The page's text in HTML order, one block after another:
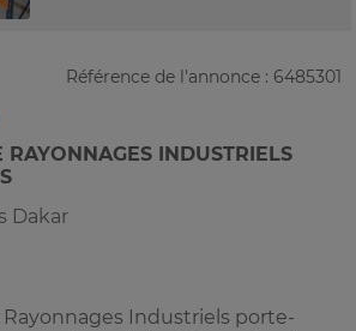
Référence de l'annonce : 6485301
INDUSTRIELS
Dakar
Industriels porte-